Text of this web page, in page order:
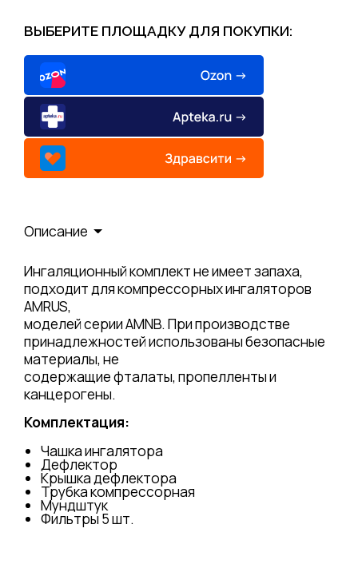
ВЫБЕРИТЕ ПЛОЩАДКУ ДЛЯ ПОКУПКИ:
Описание
Ингаляционный комплект не имеет запаха,
подходит для компрессорных ингаляторов
AMRUS,
моделей серии AMNB. При производстве
принадлежностей использованы безопасные
материалы, не
содержащие фталаты, пропелленты и
канцерогены.
Комплектация:
Чашка ингалятора
Дефлектор
Крышка дефлектора
Трубка компрессорная
Мундштук
Фильтры 5 шт.